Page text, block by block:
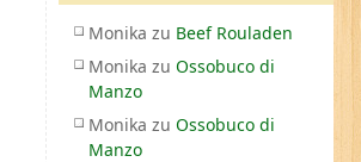
Monika zu Beef Rouladen
Monika zu Ossobuco di
Manzo
Monika zu Ossobuco di
Manzo